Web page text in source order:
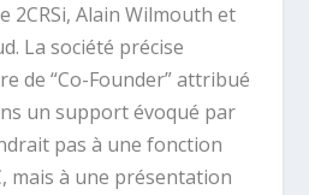
2CRSi, Alain Wilmouth et
La société précise
de “Co-Founder” attribué
un support évoqué par
pas à une fonction
mais à une présentation